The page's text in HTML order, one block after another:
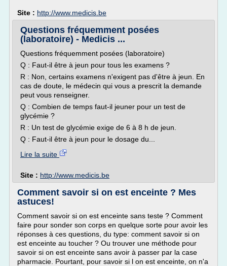
Site : http://www.medicis.be
Questions fréquemment posées
(laboratoire) - Medicis ...
Questions fréquemment posées (laboratoire)
Q : Faut-il être à jeun pour tous les examens ?
R : Non, certains examens n'exigent pas d'être à jeun. En
cas de doute, le médecin qui vous a prescrit la demande
peut vous renseigner.
Q : Combien de temps faut-il jeuner pour un test de
glycémie ?
R : Un test de glycémie exige de 6 à 8 h de jeun.
Q : Faut-il être à jeun pour le dosage du...
Lire la suite
Site : http://www.medicis.be
Comment savoir si on est enceinte ? Mes
astuces!
Comment savoir si on est enceinte sans teste ? Comment
faire pour sonder son corps en quelque sorte pour avoir les
réponses à ces questions, du type: comment savoir si on
est enceinte au toucher ? Ou trouver une méthode pour
savoir si on est enceinte sans avoir à passer par la case
pharmacie. Pourtant, pour savoir si l on est enceinte, on n'a